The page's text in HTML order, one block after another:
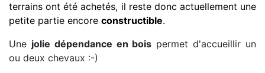
terrains ont été achetés, il reste donc actuellement une
petite partie encore constructible.
Une jolie dépendance en bois permet d'accueillir un
ou deux chevaux :-)